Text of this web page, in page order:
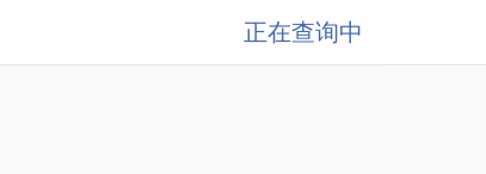
正在查询中